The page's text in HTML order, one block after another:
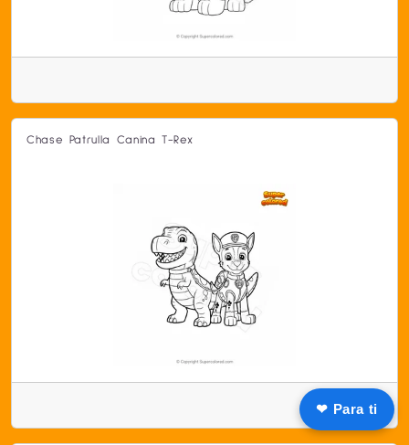
❤ Para ti
Chase Patrulla Canina T-Rex